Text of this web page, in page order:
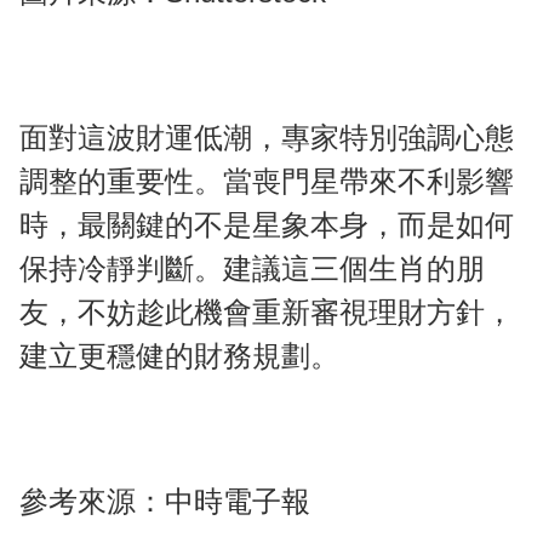
面對這波財運低潮，專家特別強調心態
調整的重要性。當喪門星帶來不利影響
時，最關鍵的不是星象本身，而是如何
保持冷靜判斷。建議這三個生肖的朋
友，不妨趁此機會重新審視理財方針，
建立更穩健的財務規劃。
參考來源： 中時電子報